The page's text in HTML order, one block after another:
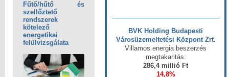
Fűtő/hűtő és
szellőztető
rendszerek
kötelező
energetikai
felülvizsgálata
BVK Holding Budapesti
Városüzemeltetési Központ Zrt.
Villamos energia beszerzés
megtakaritás:
286,4 millió Ft
14,8%